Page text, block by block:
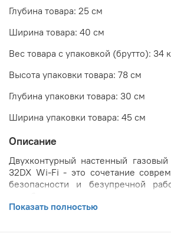
Глубина товара: 25 см
Ширина товара: 40 см
Вес товара с упаковкой (брутто): 34
Высота упаковки товара: 78 см
Глубина упаковки товара: 30 см
Ширина упаковки товара: 45 см
Описание
Двухконтурный настенный
32DX Wi-Fi - это сочетание
безопасности и безупречной
Показать полностью